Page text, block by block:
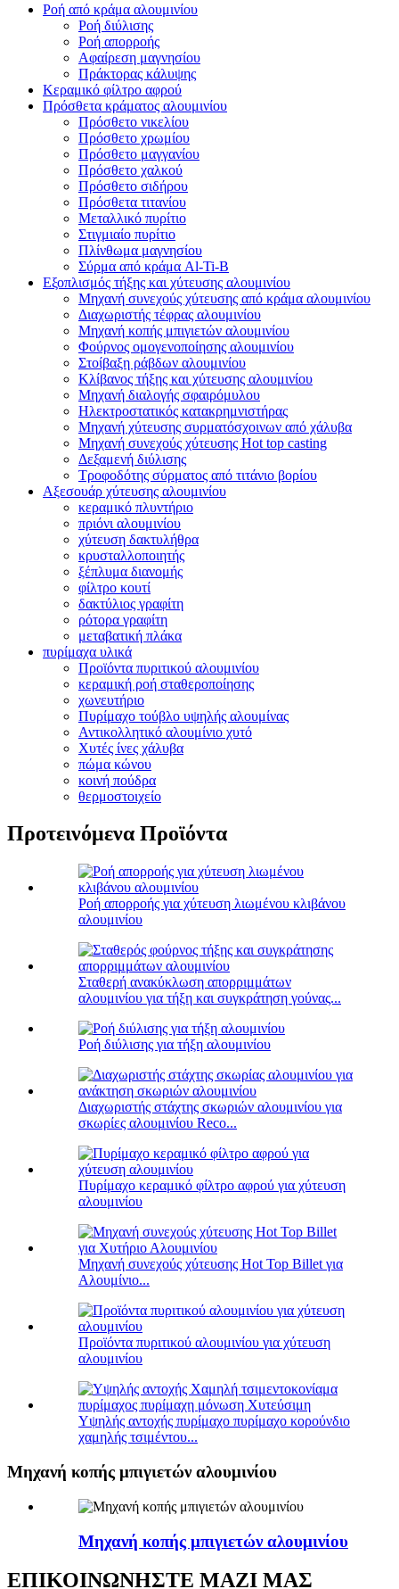
Ροή από κράμα αλουμινίου
Ροή διύλισης
Ροή απορροής
Αφαίρεση μαγνησίου
Πράκτορας κάλυψης
Κεραμικό φίλτρο αφρού
Πρόσθετα κράματος αλουμινίου
Πρόσθετο νικελίου
Πρόσθετο χρωμίου
Πρόσθετο μαγγανίου
Πρόσθετο χαλκού
Πρόσθετο σιδήρου
Πρόσθετα τιτανίου
Μεταλλικό πυρίτιο
Στιγμιαίο πυρίτιο
Πλίνθωμα μαγνησίου
Σύρμα από κράμα Al-Ti-B
Εξοπλισμός τήξης και χύτευσης αλουμινίου
Μηχανή συνεχούς χύτευσης από κράμα αλουμινίου
Διαχωριστής τέφρας αλουμινίου
Μηχανή κοπής μπιγιετών αλουμινίου
Φούρνος ομογενοποίησης αλουμινίου
Στοίβαξη ράβδων αλουμινίου
Κλίβανος τήξης και χύτευσης αλουμινίου
Μηχανή διαλογής σφαιρόμυλου
Ηλεκτροστατικός κατακρημνιστήρας
Μηχανή χύτευσης συρματόσχοινων από χάλυβα
Μηχανή συνεχούς χύτευσης Hot top casting
Δεξαμενή διύλισης
Τροφοδότης σύρματος από τιτάνιο βορίου
Αξεσουάρ χύτευσης αλουμινίου
κεραμικό πλυντήριο
πριόνι αλουμινίου
χύτευση δακτυλήθρα
κρυσταλλοποιητής
ξέπλυμα διανομής
φίλτρο κουτί
δακτύλιος γραφίτη
ρότορα γραφίτη
μεταβατική πλάκα
πυρίμαχα υλικά
Προϊόντα πυριτικού αλουμινίου
κεραμική ροή σταθεροποίησης
χωνευτήριο
Πυρίμαχο τούβλο υψηλής αλουμίνας
Αντικολλητικό αλουμίνιο χυτό
Χυτές ίνες χάλυβα
πώμα κώνου
κοινή πούδρα
θερμοστοιχείο
Προτεινόμενα Προϊόντα
Ροή απορροής για χύτευση λιωμένου κλιβάνου
αλουμινίου
Σταθερή ανακύκλωση απορριμμάτων
αλουμινίου για τήξη και συγκράτηση γούνας...
Ροή διύλισης για τήξη αλουμινίου
Διαχωριστής στάχτης σκωριών αλουμινίου για
σκωρίες αλουμινίου Reco...
Πυρίμαχο κεραμικό φίλτρο αφρού για χύτευση
αλουμινίου
Μηχανή συνεχούς χύτευσης Hot Top Billet για
Αλουμίνιο...
Προϊόντα πυριτικού αλουμινίου για χύτευση
αλουμινίου
Υψηλής αντοχής πυρίμαχο πυρίμαχο κορούνδιο
χαμηλής τσιμέντου...
Μηχανή κοπής μπιγιετών αλουμινίου
Μηχανή κοπής μπιγιετών αλουμινίου
ΕΠΙΚΟΙΝΩΝΗΣΤΕ ΜΑΖΙ ΜΑΣ